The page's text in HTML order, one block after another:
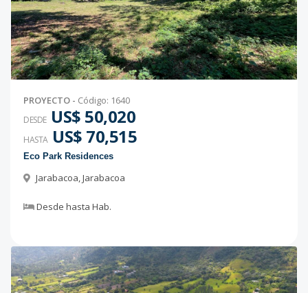
PROYECTO - Código: 1640
DESDE US$ 50,020
HASTA US$ 70,515
Eco Park Residences
Jarabacoa,Jarabacoa
Desde hasta Hab.